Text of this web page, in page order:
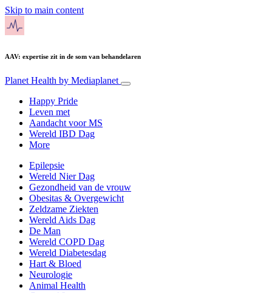
Skip to main content
AAV: expertise zit in de som van behandelaren
Planet Health by Mediaplanet
Happy Pride
Leven met
Aandacht voor MS
Wereld IBD Dag
More
Epilepsie
Wereld Nier Dag
Gezondheid van de vrouw
Obesitas & Overgewicht
Zeldzame Ziekten
Wereld Aids Dag
De Man
Wereld COPD Dag
Wereld Diabetesdag
Hart & Bloed
Neurologie
Animal Health